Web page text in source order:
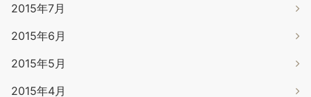
2015年7月
2015年6月
2015年5月
2015年4月